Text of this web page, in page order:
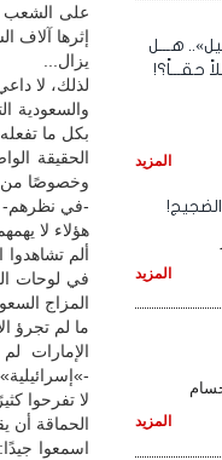
إثرها آلاف
يزال...
لذلك، لا
والسعودية
بكل ما
الحقيقة
وخصوصًا من
-في نظرهم-
هؤلاء لا
ألم
في لوحات
المزاج
ما لم تجرؤ
الإمارات
-
لا تفرحوا
الحماقة أن
اسمعوا
هـــل
حقـــاً؟!
المزيد
المزيد
المزيد